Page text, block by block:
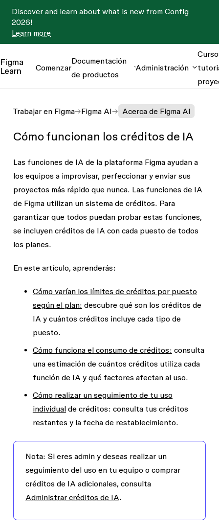
Discover and learn about what is new from Config
2026!
Learn more
Figma
Learn
Comenzar
Documentación
de productos
Administración
Trabajar en Figma Figma AI Acerca de Figma AI
Cómo funcionan los créditos de IA
Las funciones de IA de la plataforma Figma ayudan a
los equipos a improvisar, perfeccionar y enviar sus
proyectos más rápido que nunca. Las funciones de IA
de Figma utilizan un sistema de créditos. Para
garantizar que todos puedan probar estas funciones,
se incluyen créditos de IA con cada puesto de todos
los planes.
En este artículo, aprenderás:
Cómo varían los límites de créditos por puesto
según el plan: descubre qué son los créditos de
IA y cuántos créditos incluye cada tipo de
puesto.
Cómo funciona el consumo de créditos: consulta
una estimación de cuántos créditos utiliza cada
función de IA y qué factores afectan al uso.
Cómo realizar un seguimiento de tu uso
individualde créditos: consulta tus créditos
restantes y la fecha de restablecimiento.
Nota: Si eres admin y deseas realizar un
seguimiento del uso en tu equipo o comprar
créditos de IA adicionales, consulta
Administrar créditos de IA.